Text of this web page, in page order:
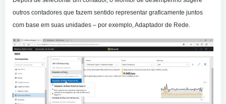
outros contadores que fazem sentido representar graficamente juntos
com base em suas unidades – por exemplo, Adaptador de Rede.